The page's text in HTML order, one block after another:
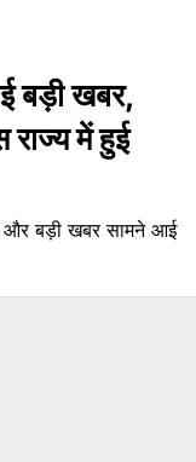
बड़ी खबर,
राज्य में हुई
बड़ी खबर सामने आई